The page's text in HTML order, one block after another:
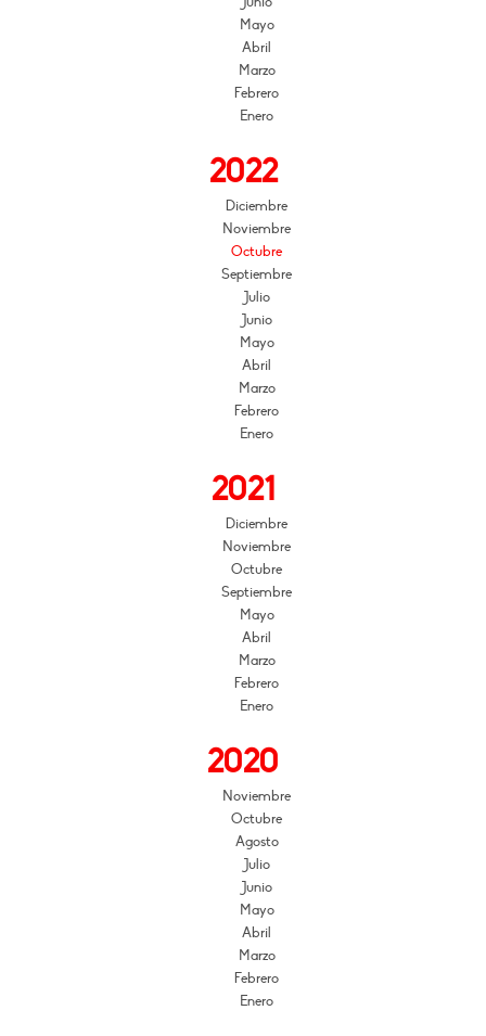
Mayo
Abril
Marzo
Febrero
Enero
2022
Diciembre
Noviembre
Octubre
Septiembre
Julio
Junio
Mayo
Abril
Marzo
Febrero
Enero
2021
Diciembre
Noviembre
Octubre
Septiembre
Mayo
Abril
Marzo
Febrero
Enero
2020
Noviembre
Octubre
Agosto
Julio
Junio
Mayo
Abril
Marzo
Febrero
Enero